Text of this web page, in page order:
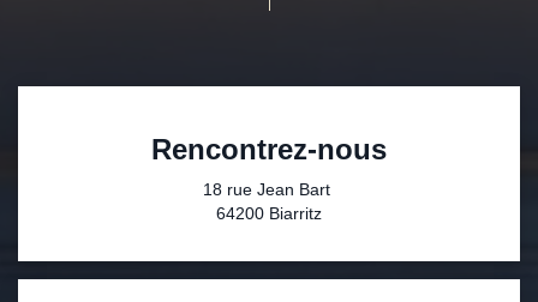
Rencontrez-nous
18 rue Jean Bart
64200 Biarritz